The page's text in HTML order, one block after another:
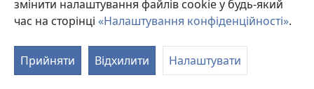
змінити налаштування файлів cookie у будь-який
час на сторінці «Налаштування конфіденційності».
Прийняти Відхилити Налаштувати
новому
вікні)
Minimized extracorporeal circulation system
in coronary artery bypass surgery: a 10-year
single-center experience with 2243 patients.
Puehler T, Haneya A, Philipp A, Zausig YA, Kobuch R,